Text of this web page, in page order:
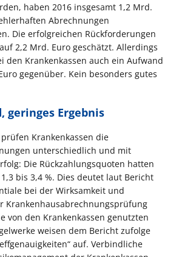
haben 2016 insgesamt 1,2 Mrd.
Abrechnungen
Die erfolgreichen Rückforderungen
2,2 Mrd. Euro geschätzt. Allerdings
den Krankenkassen auch ein Aufwand
gegenüber. Kein besonders gutes
geringes Ergebnis
Krankenkassen die
unterschiedlich und mit
Die Rückzahlungsquoten hatten
bis 3,4 %. Dies deutet laut Bericht
bei der Wirksamkeit und
Krankenhausabrechnungsprüfung
von den Krankenkassen genutzten
weisen dem Bericht zufolge
auf. Verbindliche